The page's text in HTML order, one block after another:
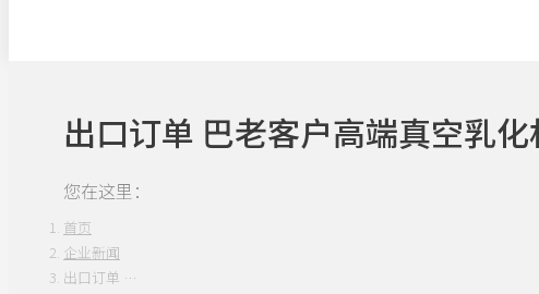
出口订单 巴老客户高端真空乳化
您在这里：
首页
企业新闻
出口订单 …